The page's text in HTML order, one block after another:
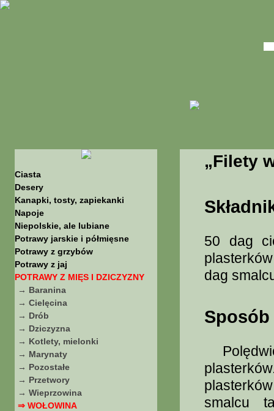
Ciasta
Desery
Kanapki, tosty, zapiekanki
Napoje
Niepolskie, ale lubiane
Potrawy jarskie i półmięsne
Potrawy z grzybów
Potrawy z jaj
POTRAWY Z MIĘS I DZICZYZNY
→ Baranina
→ Cielęcina
→ Drób
→ Dziczyzna
→ Kotlety, mielonki
→ Marynaty
→ Pozostałe
→ Przetwory
→ Wieprzowina
⇒ WOŁOWINA
„Filety
50 dag
dag
smalcu